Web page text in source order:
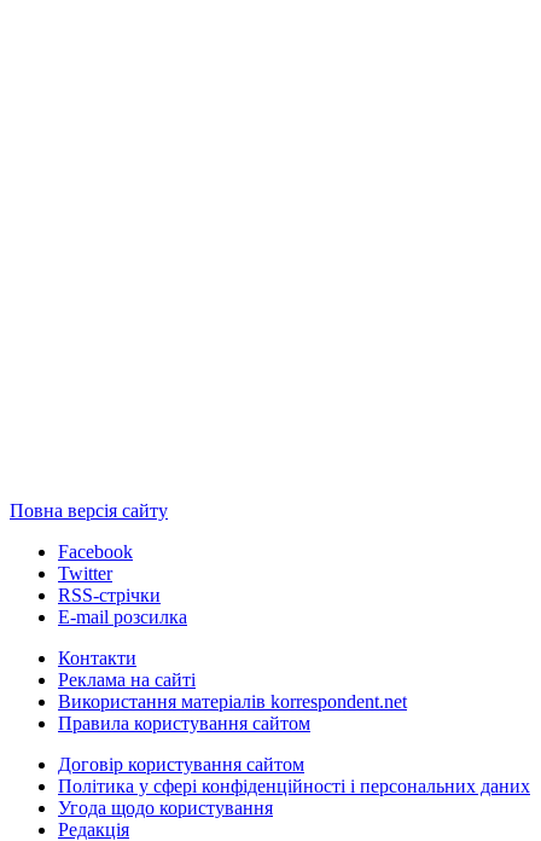
Повна версія сайту
Facebook
Twitter
RSS-стрічки
E-mail розсилка
Контакти
Реклама на сайті
Використання матеріалів korrespondent.net
Правила користування сайтом
Договір користування сайтом
Політика у сфері конфіденційності і персональних даних
Угода щодо користування
Редакція